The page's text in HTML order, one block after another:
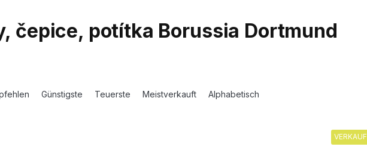
čepice, potítka Borussia Dortmund
Günstigste Teuerste Meistverkauft Alphabetisch
VERKAUF